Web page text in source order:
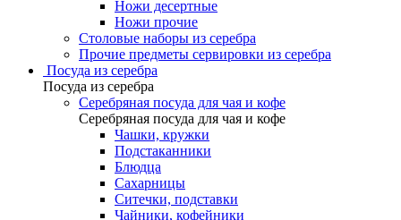
Ножи десертные
Ножи прочие
Столовые наборы из серебра
Прочие предметы сервировки из серебра
Посуда из серебра
Посуда из серебра
Серебряная посуда для чая и кофе
Серебряная посуда для чая и кофе
Чашки, кружки
Подстаканники
Блюдца
Сахарницы
Ситечки, подставки
Чайники, кофейники